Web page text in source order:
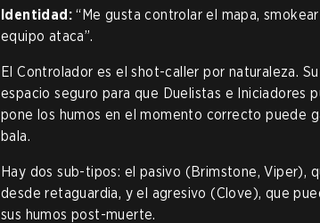
Identidad: “Me gusta controlar el mapa,
equipo ataca”.
El Controlador es el shot-caller por naturaleza.
espacio seguro para que Duelistas e Iniciadores
pone los humos en el momento correcto puede
bala.
Hay dos sub-tipos: el pasivo (Brimstone, Viper),
desde retaguardia, y el agresivo (Clove), que
sus humos post-muerte.